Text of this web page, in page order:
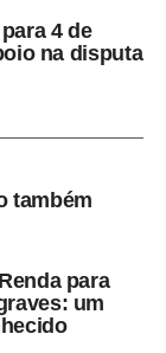
recursos,
mais
Estamos
de Pesquisa
professora
muito no
4 de
na disputa
também
para
um